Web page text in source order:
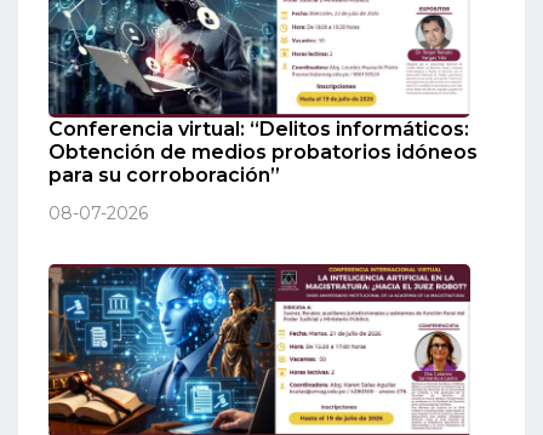
Conferencia virtual: “Delitos informáticos:
Obtención de medios probatorios idóneos
para su corroboración”
08-07-2026